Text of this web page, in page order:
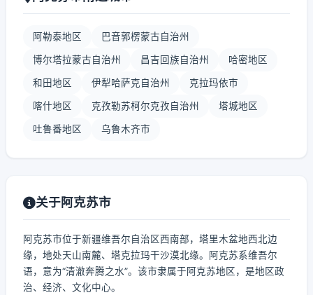
阿勒泰地区 巴音郭楞蒙古自治州
博尔塔拉蒙古自治州 昌吉回族自治州 哈密地区
和田地区 伊犁哈萨克自治州 克拉玛依市
喀什地区 克孜勒苏柯尔克孜自治州 塔城地区
吐鲁番地区 乌鲁木齐市
关于阿克苏市
阿克苏市位于新疆维吾尔自治区西南部，塔里木盆地西北边
缘，地处天山南麓、塔克拉玛干沙漠北缘。阿克苏系维吾尔
语，意为“清澈奔腾之水”。该市隶属于阿克苏地区，是地区政
治、经济、文化中心。